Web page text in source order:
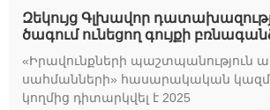
Զեկույց Գլխավոր
ծագում ունեցող գույքի
պետի տեղակալի թեկնածուների
բաց մրցույթի դիտարկման
վերաբերյալ
«Իրավունքների պաշտպանություն
սահմանների» հասարակական
կողմից դիտարկվել է 2025